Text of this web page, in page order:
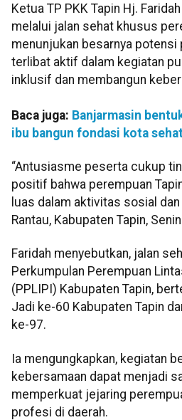
Ketua TP PKK Tapin Hj.
melalui jalan sehat khusus
menunjukan besarnya potensi
terlibat aktif dalam kegiatan
inklusif dan membangun
Baca juga: Banjarmasin
ibu bangun fondasi kota
“Antusiasme peserta cukup
positif bahwa perempuan
luas dalam aktivitas sosial
Rantau, Kabupaten Tapin,
Faridah menyebutkan, jalan
Perkumpulan Perempuan
(PPLIPI) Kabupaten Tapin,
Jadi ke-60 Kabupaten Tapin
ke-97.
Ia mengungkapkan, kegiatan
kebersamaan dapat menjadi
memperkuat jejaring
profesi di daerah.